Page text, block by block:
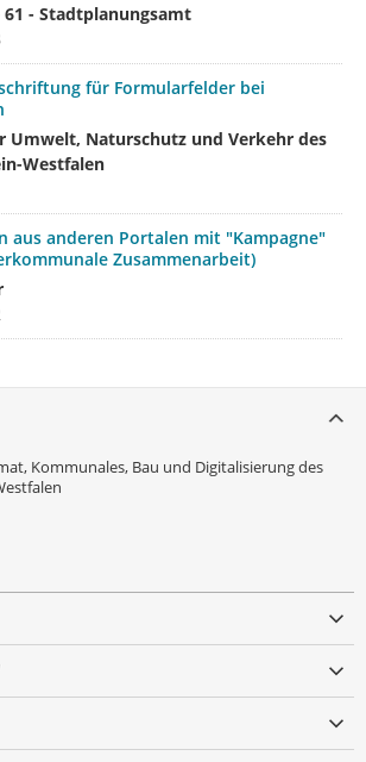
- Stadtplanungsamt
für Formularfelder bei
Umwelt, Naturschutz und Verkehr des
Westfalen
aus anderen Portalen mit "Kampagne"
Zusammenarbeit)
Kommunales, Bau und Digitalisierung des